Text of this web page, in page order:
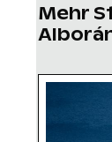
Mehr